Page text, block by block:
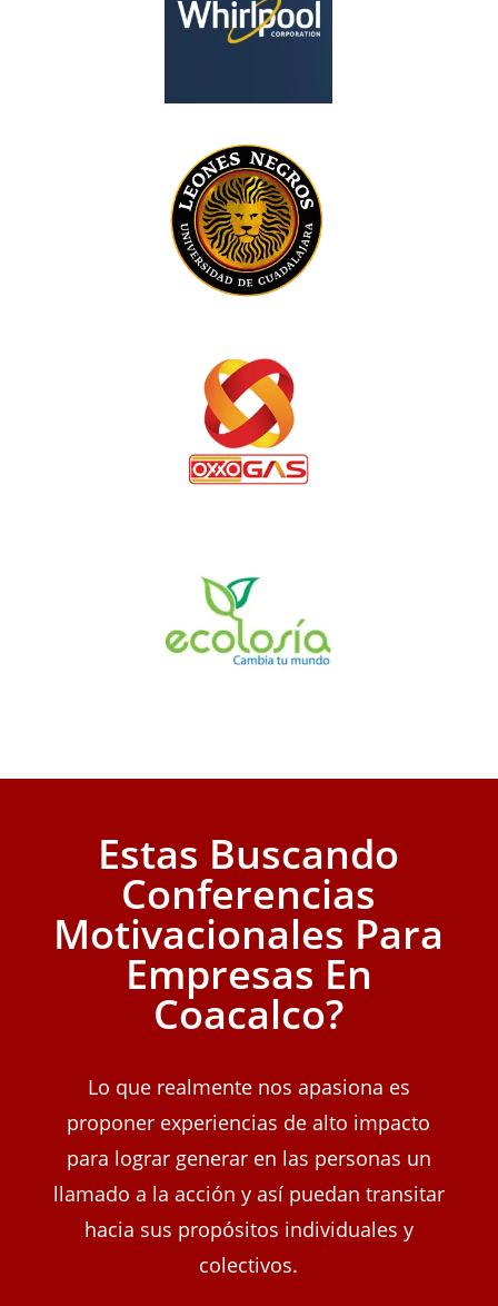
Estas Buscando
Conferencias
Motivacionales Para
Empresas En
Coacalco?
Lo que realmente nos apasiona es
proponer experiencias de alto impacto
para lograr generar en las personas un
llamado a la acción y así puedan transitar
hacia sus propósitos individuales y
colectivos.